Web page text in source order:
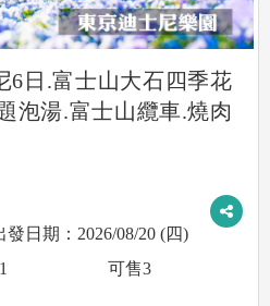
6日.富士山大石四季花
泡湯.富士山纜車.燒肉
2026/08/20 (四)
可售3